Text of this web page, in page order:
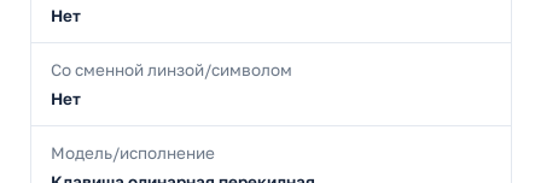
Нет
Со сменной линзой/символом
Нет
Модель/исполнение